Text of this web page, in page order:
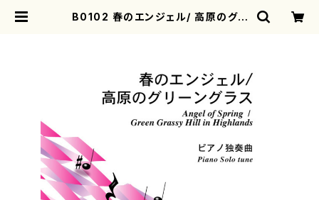
B0102 春のエンジェル/ 高原のグリ